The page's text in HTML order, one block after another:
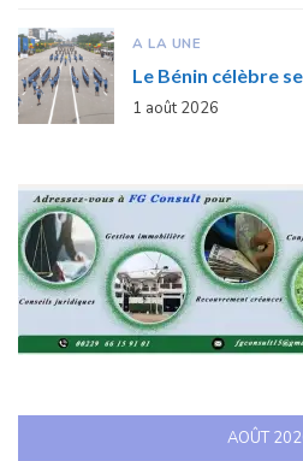
A LA UNE
Le Bénin célèbre
1 août 2026
AOÛT